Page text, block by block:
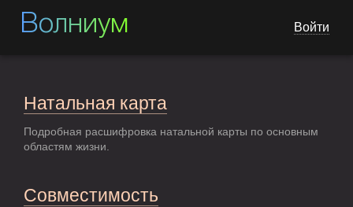
Волниум Войти
Натальная карта
Подробная расшифровка натальной карты по основным
областям жизни.
Совместимость